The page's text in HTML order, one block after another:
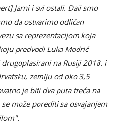
Jarni i svi ostali. Dali smo
da ostvarimo odličan
sa reprezentacijom koja
predvodi Luka Modrić
na Rusiji 2018. i
zemlju od oko 3,5
je biti dva puta treća na
može porediti sa osvajanjem